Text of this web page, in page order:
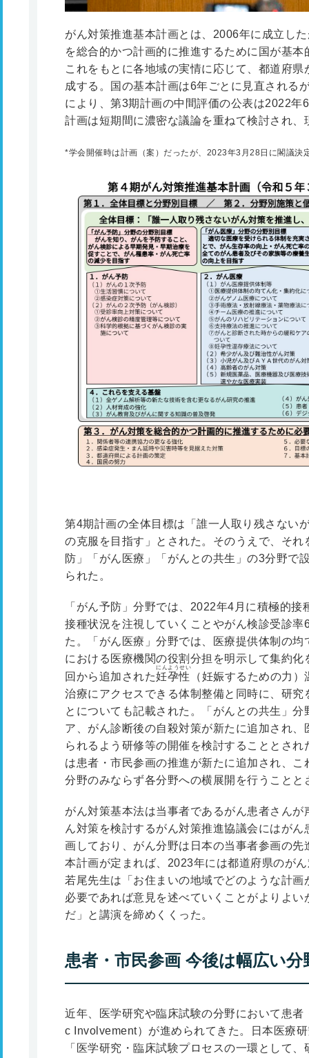
がん対策推進基本計画とは、2006年に成立し
を総合的かつ計画的に推進するために国が基
これをもとに各地域の実情に応じて、都道府
成する。国の基本計画は6年ごとに見直される
により、第3期計画の中間評価の公表は2022年
計画は短期間に濃密な議論を重ねて検討され
*学会開催時は計画（案）だったが、2023年3月28日に閣議決
第4期計画の全体目標は「誰一人取り残さない
の克服を目指す」とされた。そのうえで、そ
防」「がん医療」「がんとの共生」の3分野で
られた。
「がん予防」分野では、2022年4月に積極的
接種状況を注視していくことやがん検診受診
た。「がん医療」分野では、医療提供体制の
における医療機関の役割分担を明示して集約
回から追加された妊孕性
にんようせい
（妊娠するための力
治療にアクセスできる体制整備と同時に、研
とについても記載された。「がんとの共生」
ア、がん診断後の自殺対策が新たに追加され
られるよう研修等の開催を検討することとさ
は患者・市民参画の推進が新たに追加され、
分野のみならず各分野への横展開を行うことと
がん対策基本法は当事者であるがん患者さん
ん対策を検討するがん対策推進協議会にはが
画しており、がん分野は日本の当事者参画の
本計画が定まれば、2023年には都道府県のが
若尾先生は「お住まいの地域でどのような計
必要であれば意見を述べていくことがよりよ
だ」と講演を締めくくった。
患者・市民参画 今後は幅広い分
近年、医学研究や臨床試験の分野において患
c Involvement）が進められてきた。日本医療
「医学研究・臨床試験プロセスの一環として